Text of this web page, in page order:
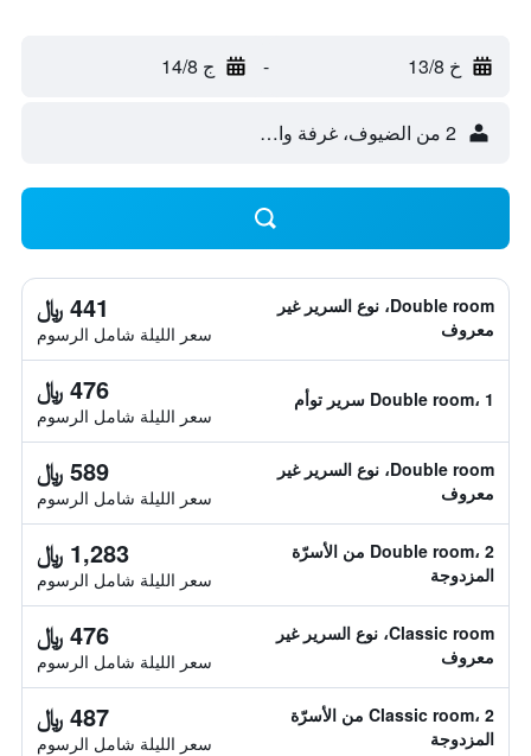
خ 13/8 - ج 14/8
2 من الضيوف، غرفة واحدة
Double room، نوع السرير غير
معروف
441 ﷼
سعر الليلة شامل الرسوم
Double room، 1 سرير توأم 476 ﷼
سعر الليلة شامل الرسوم
Double room، نوع السرير غير
معروف
589 ﷼
سعر الليلة شامل الرسوم
Double room، 2 من الأسرّة
المزدوجة
1,283 ﷼
سعر الليلة شامل الرسوم
Classic room، نوع السرير غير
معروف
476 ﷼
سعر الليلة شامل الرسوم
Classic room، 2 من الأسرّة
المزدوجة
487 ﷼
سعر الليلة شامل الرسوم